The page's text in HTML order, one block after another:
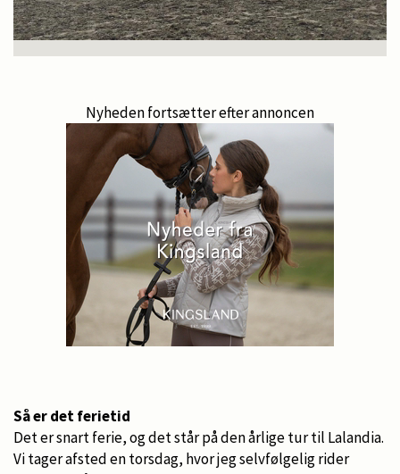
Nyheden fortsætter efter annoncen
Så er det ferietid
Det er snart ferie, og det står på den årlige tur til Lalandia.
Vi tager afsted en torsdag, hvor jeg selvfølgelig rider